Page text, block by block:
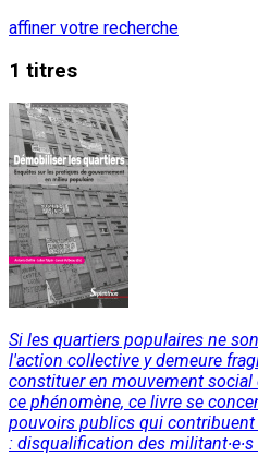
affiner votre recherche
1 titres
Si les quartiers populaires ne
l'action collective y demeure
constituer en mouvement social
ce phénomène, ce livre se
pouvoirs publics qui
: disqualification des militant∙e∙s